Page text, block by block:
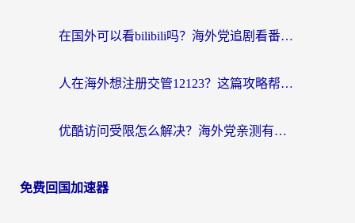
在国外可以看bilibili吗？海外党追剧看番的终极解决方案来了
人在海外想注册交管12123？这篇攻略帮你搞定（附回国加速神器）
优酷访问受限怎么解决？海外党亲测有效的回国加速方案
免费回国加速器